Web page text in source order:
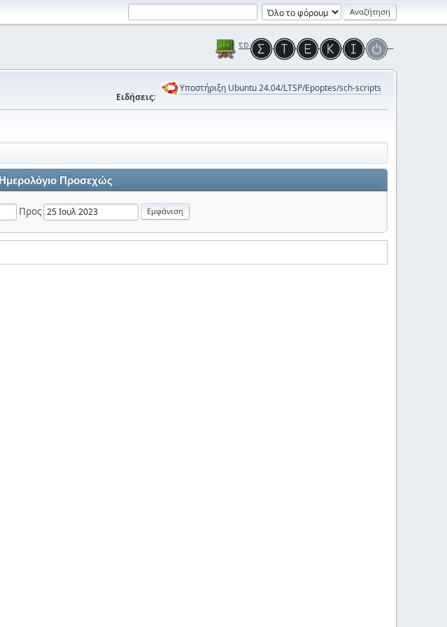
Ειδήσεις:
Υποστήριξη Ubuntu 24.04/LTSP/Epoptes/sch-scripts
Ημερολόγιο Προσεχώς
Προς